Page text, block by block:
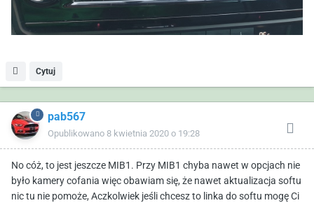
Cytuj
pab567
Opublikowano 8 kwietnia 2020 o 19:28
No cóż, to jest jeszcze MIB1. Przy MIB1 chyba nawet w opcjach nie
było kamery cofania więc obawiam się, że nawet aktualizacja softu
nic tu nie pomoże, Aczkolwiek jeśli chcesz to linka do softu mogę Ci